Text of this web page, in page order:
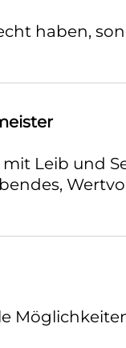
haben,
Leib und